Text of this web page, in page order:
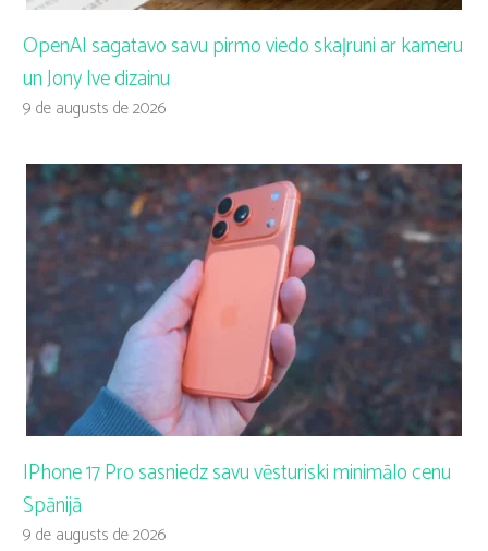
OpenAI sagatavo savu pirmo viedo skaļruni ar kameru
un Jony Ive dizainu
9 de augusts de 2026
IPhone 17 Pro sasniedz savu vēsturiski minimālo cenu
Spānijā
9 de augusts de 2026